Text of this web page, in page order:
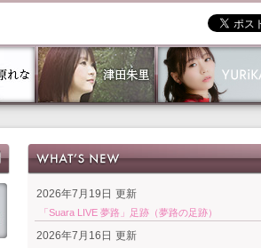
2026年7月19日 更新
「Suara LIVE 夢路」足跡（夢路の足跡）
2026年7月16日 更新